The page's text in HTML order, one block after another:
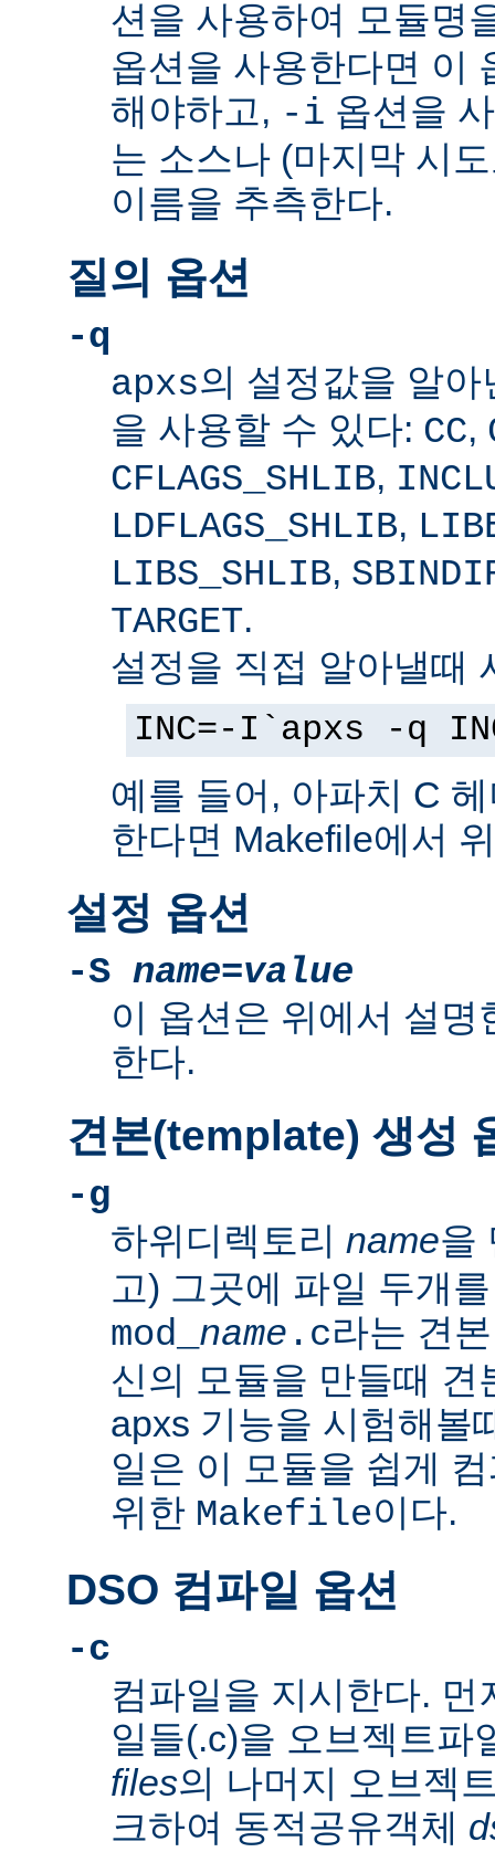
션을 사용하여 모듈명
옵션을 사용한다면 이
해야하고, -i 옵션을
는 소스나 (마지막 시
이름을 추측한다.
질의 옵션
-q
apxs의 설정값을 알
을 사용할 수 있다: CC,
CFLAGS_SHLIB,
LDFLAGS_SHLIB,
LIBS_SHLIB,
TARGET.
설정을 직접 알아낼때
INC=-I`apxs -q
예를 들어, 아파치 C
한다면 Makefile에서
설정 옵션
-S name=value
이 옵션은 위에서 설
한다.
견본(template) 생성
-g
하위디렉토리 name을
고) 그곳에 파일 두개
mod_ name .c라는 견
신의 모듈을 만들때 견
apxs 기능을 시험해볼
일은 이 모듈을 쉽게
위한 Makefile이다.
DSO 컴파일 옵션
-c
컴파일을 지시한다.
일들(.c)을 오브젝트파
files의 나머지 오브젝
크하여 동적공유객체